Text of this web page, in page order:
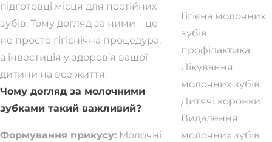
підготовці місця для постійних
зубів. Тому догляд за ними – це
не просто гігієнічна процедура,
а інвестиція у здоров’я вашої
дитини на все життя.
Чому догляд за молочними
зубками такий важливий?
Формування прикусу: Молочні
Гігієна молочних
зубів.
профілактика
Лікування
молочних зубів
Дитячі коронки
Видалення
молочних зубів